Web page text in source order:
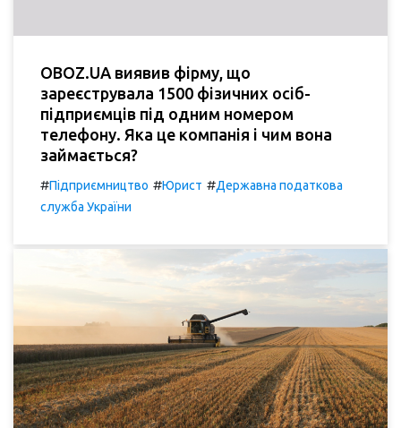
OBOZ.UA виявив фірму, що
зареєструвала 1500 фізичних осіб-
підприємців під одним номером
телефону. Яка це компанія і чим вона
займається?
#Підприємництво #Юрист #Державна податкова
служба України